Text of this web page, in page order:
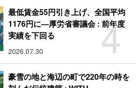
4
最低賃金55円引き上げ、全国平均
1176円に―厚労省審議会 : 前年度
実績を下回る
2026.07.30
豪雪の地と海辺の町で220年の時を